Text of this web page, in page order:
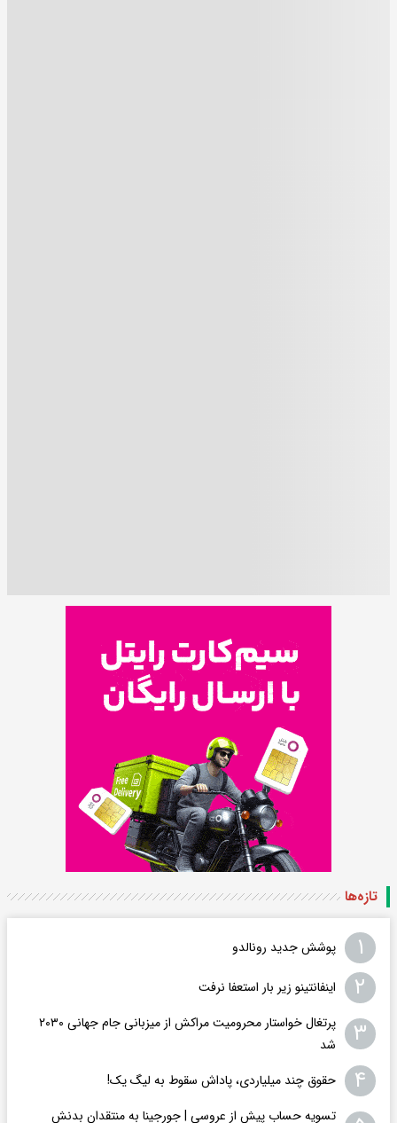
تازه‌ها
۱ پوشش جدید رونالدو
۲ اینفانتینو زیر بار استعفا نرفت
۳
پرتغال خواستار محرومیت مراکش از میزبانی جام جهانی ۲۰۳۰
شد
۴ حقوق چند میلیاردی، پاداش سقوط به لیگ یک!
تسویه حساب پیش از عروسی | جورجینا به منتقدان بدنش